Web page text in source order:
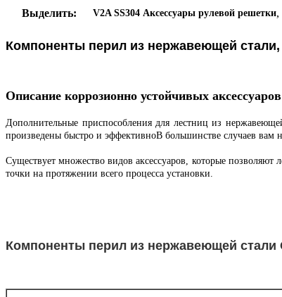
Выделить:
V2A SS304 Аксессуары рулевой решетки
Компоненты перил из нержавеющей
Описание коррозионно устойчивых
Дополнительные приспособления для лестниц из
произведены быстро и эффективноВ большинстве случаев
Существует множество видов аксессуаров, которые позволяют
точки на протяжении всего процесса установки.
Компоненты перил из нержавеющей стали